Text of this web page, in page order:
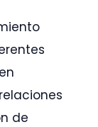
de